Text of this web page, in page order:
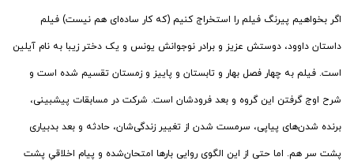
اگر بخواهیم پیرنگ فیلم را استخراج کنیم (که کار ساده‌ای هم نیست) فیلم
داستان داوود، دوستش عزیز و برادر نوجوانش یونس و یک دختر زیبا به نام آیلین
است. فیلم به چهار فصل بهار و تابستان و پاییز و زمستان تقسیم شده است و
شرح اوج گرفتن این گروه و بعد فرودشان است. شرکت در مسابقات پیشبینی،
برنده شدن‌های پیاپی، سرمست شدن از تغییر زندگی‌شان، حادثه و بعد بدبیاری
پشت سر هم. اما حتی از این الگوی روایی بارها امتحان‌شده و پیام اخلاقیِ پشت